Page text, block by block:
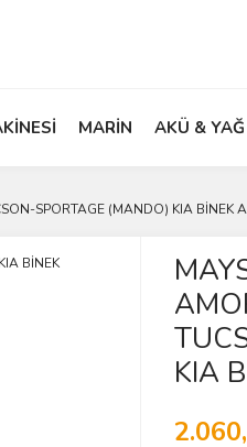
MARİN AKÜ & YAĞ
SPORTAGE (MANDO) KIA BİNEK
KIA